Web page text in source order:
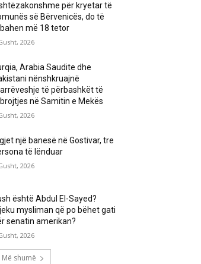
për kryetar të
së Bërvenicës, do të
më 18 tetor
2026
Arabia Saudite dhe
nënshkruajnë
të përbashkët të
në Samitin e Mekës
2026
një banesë në Gostivar, tre
të lënduar
2026
është Abdul El-Sayed?
mysliman që po bëhet gati
senatin amerikan?
2026
Më shumë